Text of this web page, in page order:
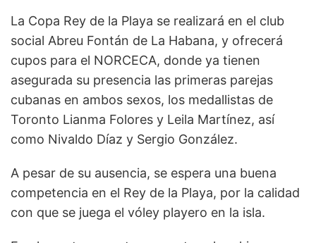
La Copa Rey de la Playa se realizará en el club
social Abreu Fontán de La Habana, y ofrecerá
cupos para el NORCECA, donde ya tienen
asegurada su presencia las primeras parejas
cubanas en ambos sexos, los medallistas de
Toronto Lianma Folores y Leila Martínez, así
como Nivaldo Díaz y Sergio González.
A pesar de su ausencia, se espera una buena
competencia en el Rey de la Playa, por la calidad
con que se juega el vóley playero en la isla.